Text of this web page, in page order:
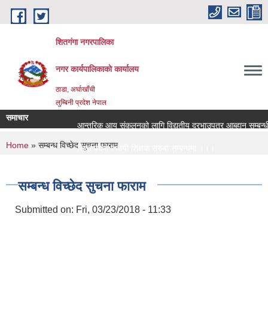
Skip to main content
शितगंगा नगरपालिका
नगर कार्यपालिकाकाे कार्यालय
ठाडा, अर्घाखाँची
लुम्बिनी प्रदेश नेपाल
समाचार
आन्तरिक आय संकलनको लागि विद्युतीय दरभाउपत्र आब्हान सम्बन्धी
रिक्त पदमा स्थायी शिक्षक सरुवा सम्बन्धमा ।।।
You are here
Home » सम्बन्ध विच्छेद सुचना फाराम
सम्बन्ध विच्छेद सुचना फाराम
Submitted on: Fri, 03/23/2018 - 11:33